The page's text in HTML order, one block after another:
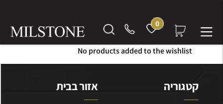
0
מועדפים
No products added to the wishlist
קטגוריה
אזור בבית